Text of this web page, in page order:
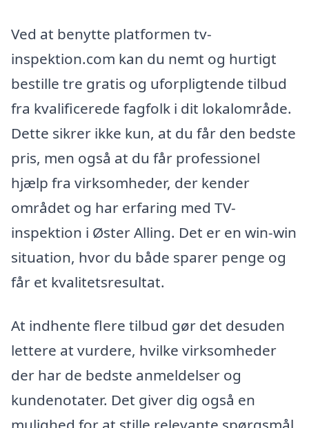
Ved at benytte platformen tv-
inspektion.com kan du nemt og hurtigt
bestille tre gratis og uforpligtende tilbud
fra kvalificerede fagfolk i dit lokalområde.
Dette sikrer ikke kun, at du får den bedste
pris, men også at du får professionel
hjælp fra virksomheder, der kender
området og har erfaring med TV-
inspektion i Øster Alling. Det er en win-win
situation, hvor du både sparer penge og
får et kvalitetsresultat.
At indhente flere tilbud gør det desuden
lettere at vurdere, hvilke virksomheder
der har de bedste anmeldelser og
kundenotater. Det giver dig også en